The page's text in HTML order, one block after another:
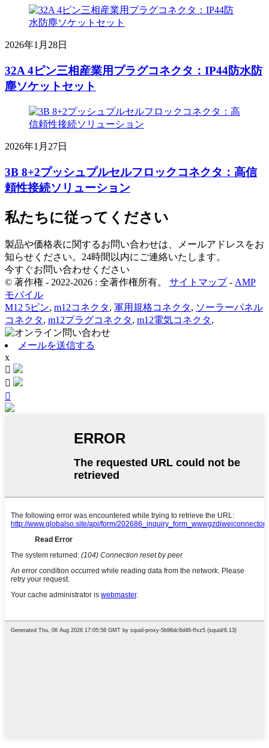
2026年1月28日
32A 4ピン三相産業用プラグコネクタ：IP44防水防
塵ソケットセット
2026年1月27日
3B 8+2プッシュプルセルフロックコネクタ：高信
頼性接続ソリューション
私たちに従ってください
製品や価格表に関するお問い合わせは、メールアドレスをお
知らせください。24時間以内にご連絡いたします。
今すぐお問い合わせください
© 著作権 - 2022-2026 : 全著作権所有。
サイトマップ- AMP
モバイル
M12 5ピン, m12コネクタ, 軍用規格コネクタ, ソーラーパネル
コネクタ, m12プラグコネクタ, m12電気コネクタ,
メールを送信する
x


